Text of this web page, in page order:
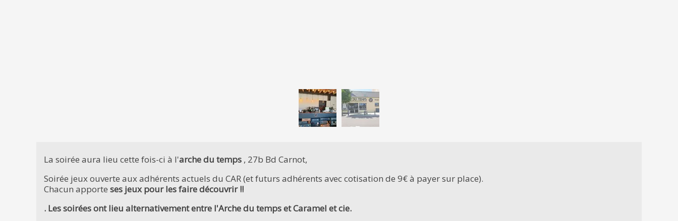
La soirée aura lieu cette fois-ci à l'arche du temps , 27b Bd Carnot,
Soirée jeux ouverte aux adhérents actuels du CAR (et futurs adhérents avec cotisation de 9€ à payer sur place).
Chacun apporte ses jeux pour les faire découvrir !!
. Les soirées ont lieu alternativement entre l'Arche du temps et Caramel et cie.